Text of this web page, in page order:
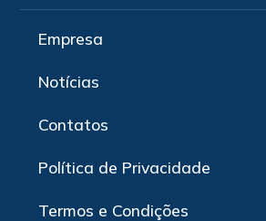
Empresa
Notícias
Contatos
Política de Privacidade
Termos e Condições